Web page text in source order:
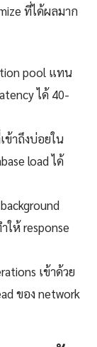
ที่ได้ผลมาก
pool แทน
ได้ 40-
ข้าถึงบ่อยใน
load ได้
ให้ response
เข้าด้วย
ของ network